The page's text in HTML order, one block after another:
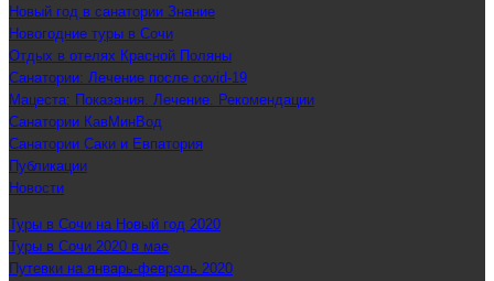
Новый год в санатории Знание
Новогодние туры в Сочи
Отдых в отелях Красной Поляны
Санатории: Лечение после covid-19
Мацеста: Показания. Лечение. Рекомендации
Санатории КавМинВод
Санатории Саки и Евпатория
Публикации
Новости
Туры в Сочи на Новый год 2020
Туры в Сочи 2020 в мае
Путевки на январь-февраль 2020